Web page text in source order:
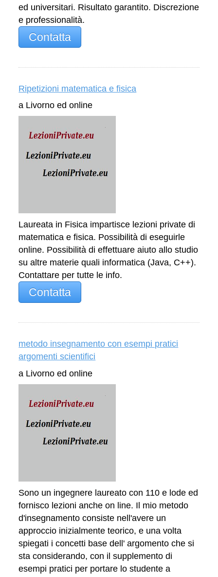
ed universitari. Risultato garantito. Discrezione
e professionalità.
Contatta
Ripetizioni matematica e fisica
a Livorno ed online
Laureata in Fisica impartisce lezioni private di
matematica e fisica. Possibilità di eseguirle
online. Possibilità di effettuare aiuto allo studio
su altre materie quali informatica (Java, C++).
Contattare per tutte le info.
Contatta
metodo insegnamento con esempi pratici
argomenti scientifici
a Livorno ed online
Sono un ingegnere laureato con 110 e lode ed
fornisco lezioni anche on line. Il mio metodo
d'insegnamento consiste nell'avere un
approccio inizialmente teorico, e una volta
spiegati i concetti base dell' argomento che si
sta considerando, con il supplemento di
esempi pratici per portare lo studente a